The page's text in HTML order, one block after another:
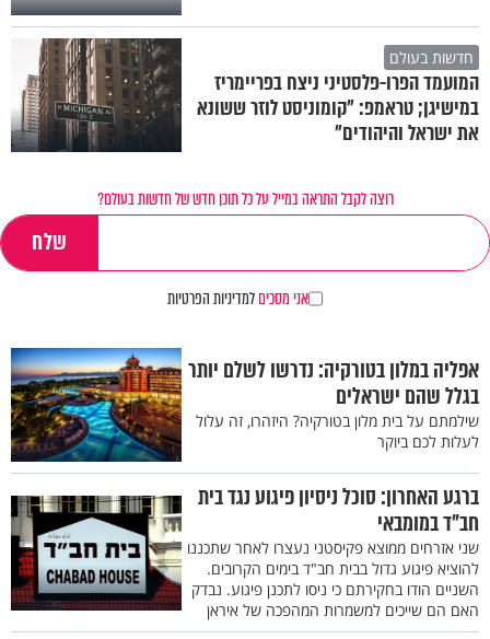
חדשות בעולם
המועמד הפרו-פלסטיני ניצח בפריימריז
במישיגן; טראמפ: "קומוניסט לוזר ששונא
את ישראל והיהודים"
רוצה לקבל התראה במייל על כל תוכן חדש של חדשות בעולם?
אני מסכיםלמדיניות הפרטיות
אפליה במלון בטורקיה: נדרשו לשלם יותר
בגלל שהם ישראלים
שילמתם על בית מלון בטורקיה? היזהרו, זה עלול
לעלות לכם ביוקר
ברגע האחרון: סוכל ניסיון פיגוע נגד בית
חב"ד במומבאי
שני אזרחים ממוצא פקיסטני נעצרו לאחר שתכננו
להוציא פיגוע גדול בבית חב"ד בימים הקרובים.
השניים הודו בחקירתם כי ניסו לתכנן פיגוע. נבדק
האם הם שייכים למשמרות המהפכה של איראן